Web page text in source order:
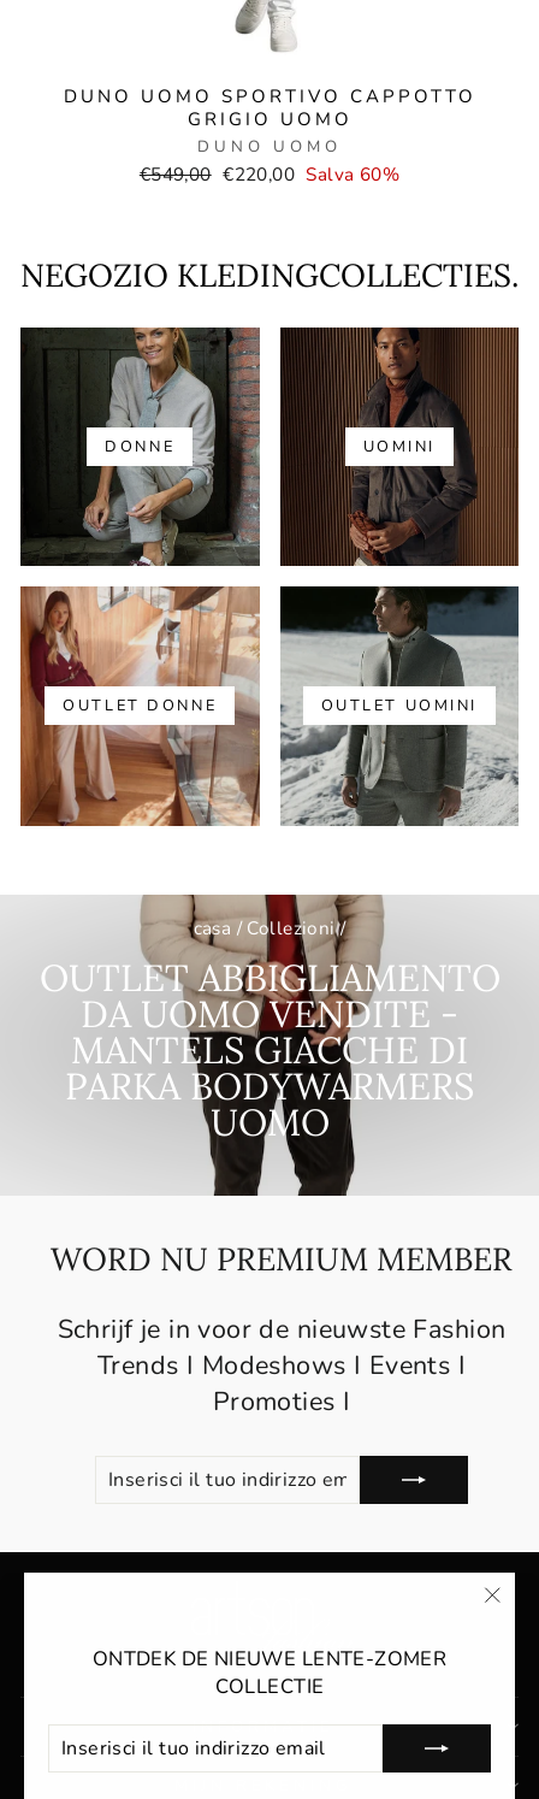
ONTDEK DE NIEUWE LENTE-ZOMER
COLLECTIE
IL
TUO
DUNO UOMO SPORTIVO CAPPOTTO
GRIGIO UOMO
DUNO UOMO
Prezzo
€549,00 Prezzo
€220,00 Salva 60%
NEGOZIO KLEDINGCOLLECTIES.
DONNE UOMINI
OUTLET DONNE OUTLET UOMINI
casa / Collezioni /
OUTLET ABBIGLIAMENTO
DA UOMO VENDITE -
MANTELS GIACCHE DI
PARKA BODYWARMERS
UOMO
WORD NU PREMIUM MEMBER
Schrijf je in voor de nieuwste Fashion
Trends I Modeshows I Events I
Promoties I
IL
TUO
EMAIL
INFORMATIE